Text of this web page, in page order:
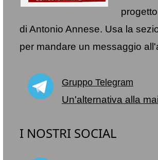
di Antonio Annese. Usa la
per mandare un messaggio
Gruppo Telegram
Un'alternativa alla
I NOSTRI SOCIAL